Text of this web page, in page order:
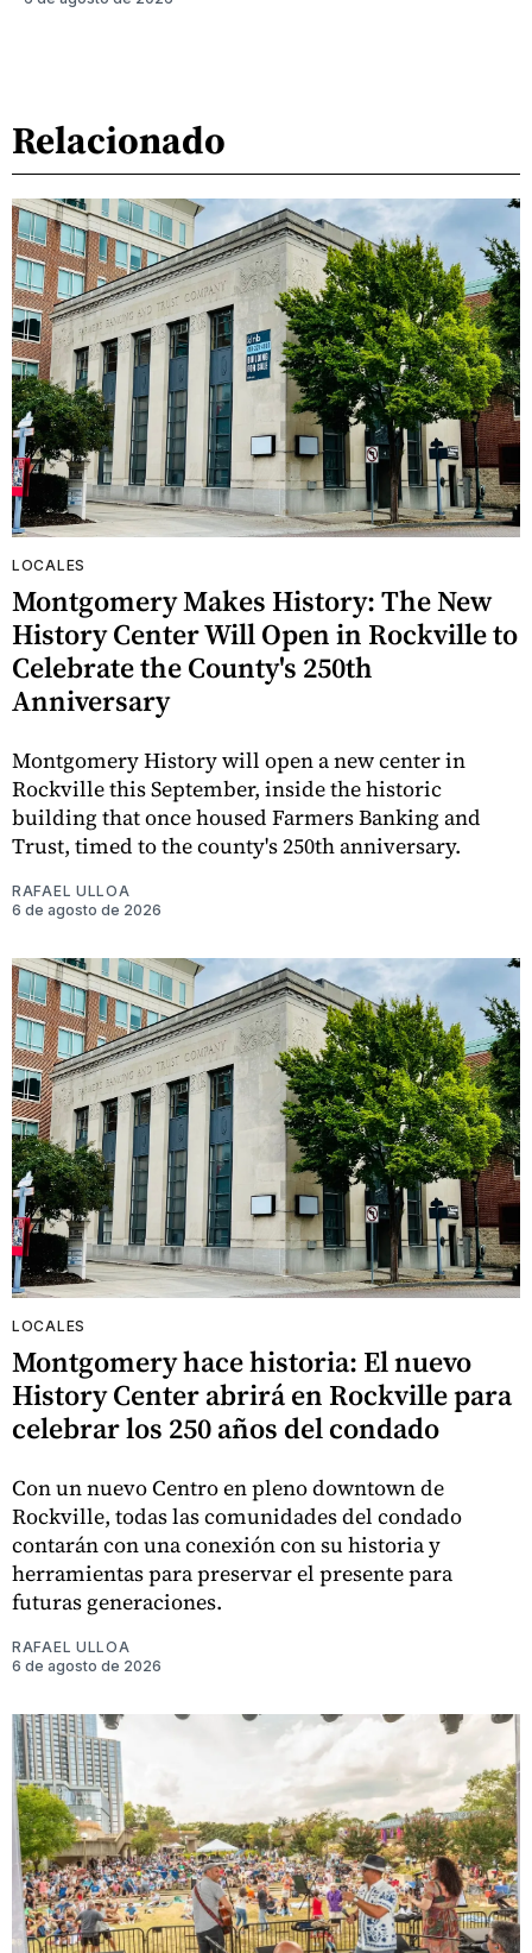
Relacionado
LOCALES
Montgomery Makes History: The New
History Center Will Open in Rockville to
Celebrate the County's 250th
Anniversary
Montgomery History will open a new center in
Rockville this September, inside the historic
building that once housed Farmers Banking and
Trust, timed to the county's 250th anniversary.
RAFAEL ULLOA
6 de agosto de 2026
LOCALES
Montgomery hace historia: El nuevo
History Center abrirá en Rockville para
celebrar los 250 años del condado
Con un nuevo Centro en pleno downtown de
Rockville, todas las comunidades del condado
contarán con una conexión con su historia y
herramientas para preservar el presente para
futuras generaciones.
RAFAEL ULLOA
6 de agosto de 2026